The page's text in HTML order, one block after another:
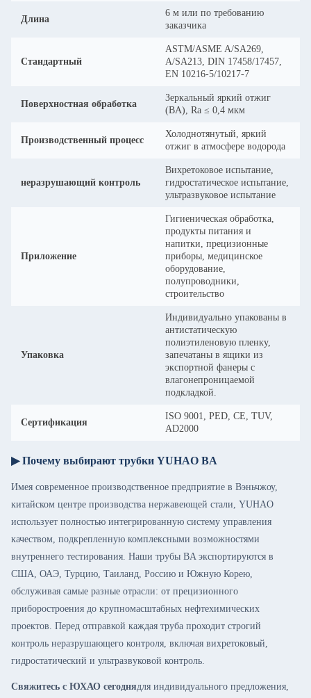
Длина
6 м или по требованию
заказчика
Стандартный
ASTM/ASME A/SA269,
A/SA213, DIN 17458/17457,
EN 10216-5/10217-7
Поверхностная обработка
Зеркальный яркий отжиг
(BA), Ra ≤ 0,4 мкм
Производственный процесс
Холоднотянутый, яркий
отжиг в атмосфере водорода
неразрушающий контроль
Вихретоковое испытание,
гидростатическое испытание,
ультразвуковое испытание
Приложение
Гигиеническая обработка,
продукты питания и
напитки, прецизионные
приборы, медицинское
оборудование,
полупроводники,
строительство
Упаковка
Индивидуально упакованы в
антистатическую
полиэтиленовую пленку,
запечатаны в ящики из
экспортной фанеры с
влагонепроницаемой
подкладкой.
Сертификация
ISO 9001, PED, CE, TUV,
AD2000
▶ Почему выбирают трубки YUHAO BA
Имея современное производственное предприятие в Вэньчжоу,
китайском центре производства нержавеющей стали, YUHAO
использует полностью интегрированную систему управления
качеством, подкрепленную комплексными возможностями
внутреннего тестирования. Наши трубы BA экспортируются в
США, ОАЭ, Турцию, Таиланд, Россию и Южную Корею,
обслуживая самые разные отрасли: от прецизионного
приборостроения до крупномасштабных нефтехимических
проектов. Перед отправкой каждая труба проходит строгий
контроль неразрушающего контроля, включая вихретоковый,
гидростатический и ультразвуковой контроль.
Свяжитесь с ЮХАО сегоднядля индивидуального предложения,